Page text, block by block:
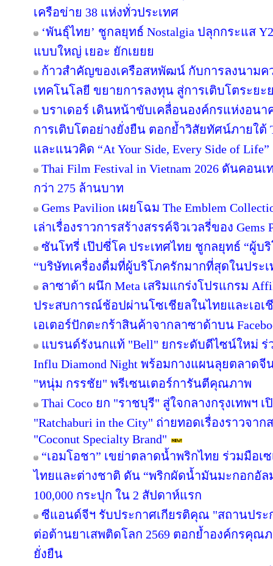
เครือข่าย 38 แห่งทั่วประเทศ
‘พันธุ์ไทย’ ชูกลยุทธ์ Nostalgia ปลุกกระแส
แบบใหญ่ เยอะ ยักเยยย
ก้าวสำคัญของเครือสหพัฒน์ กับการลงนามค
เทคโนโลยี ขยายการลงทุน สู่การเติบโตระยะ
บราเดอร์ เดินหน้าขับเคลื่อนองค์กรแห่งอน
การเติบโตอย่างยั่งยืน ตอกย้ำวิสัยทัศน์ภายใต้
และแนวคิด “At Your Side, Every Side of Life”
Thai Film Festival in Vietnam 2026 ดันคอน
กว่า 275 ล้านบาท
Gems Pavilion เผยโฉม The Emblem
เล่าเรื่องราวการสร้างสรรค์จิวเวลรี่ของ
ซันโทรี่ เป๊ปซี่โค ประเทศไทย ชูกลยุทธ์ “ผู้บ
“บริษัทเครื่องดื่มที่ผู้บริโภครักมากที่สุดในประเ
ลาซาด้า ผนึก Meta เสริมแกร่งโปรแกรม
ประสบการณ์ช้อปผ่านโซเชียลในไทยและเอเ
เอเตอร์ปักตะกร้าสินค้าจากลาซาด้าบน
แบรนด์รังนกแท้ "Bell" ยกระดับดีไซน์ใหม่ ร่
Influ Diamond Night พร้อมกางแผนลุยตลาด
"หนุ่ม กรรชัย" พรีเซนเตอร์การันตีคุณภาพ
Thai Coco ยก "ราชบุรี" สู่ใจกลางกรุงเทพฯ เ
"Ratchaburi in the City" ถ่ายทอดเรื่องราวจ
"Coconut Specialty Brand"
“เอมโอชา” เขย่าตลาดน้ำพริกไทย ร่วมมือ
ไทยและต่างชาติ ดัน “พริกผัดน้ำมันมะกอกอั
100,000 กระปุก ใน 2 สัปดาห์แรก
ซีแอนด์จีฯ รับประกาศเกียรติคุณ "สถานปร
ต่อต้านยาเสพติดโลก 2569 ตอกย้ำองค์กรคุณ
ยั่งยืน